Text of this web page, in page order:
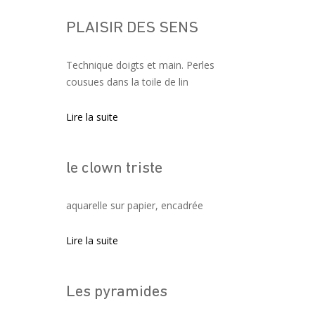
PLAISIR DES SENS
Technique doigts et main. Perles
cousues dans la toile de lin
Lire la suite
le clown triste
aquarelle sur papier, encadrée
Lire la suite
Les pyramides
Navigation des articles